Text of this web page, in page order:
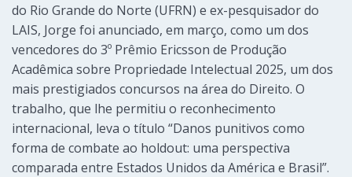
do Rio Grande do Norte (UFRN) e ex-pesquisador do
LAIS, Jorge foi anunciado, em março, como um dos
vencedores do 3º Prêmio Ericsson de Produção
Acadêmica sobre Propriedade Intelectual 2025, um dos
mais prestigiados concursos na área do Direito. O
trabalho, que lhe permitiu o reconhecimento
internacional, leva o título “Danos punitivos como
forma de combate ao holdout: uma perspectiva
comparada entre Estados Unidos da América e Brasil”.